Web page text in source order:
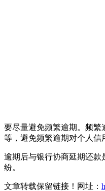
要尽量避免频繁逾期。频繁
等，避免频繁逾期对个人信
逾期后与银行协商延期还款
纷。
文章转载保留链接！网址：